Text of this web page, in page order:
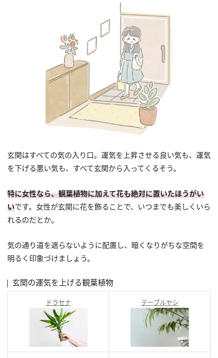
玄関はすべての気の入り口。運気を上昇させる良い気も、運気
を下げる悪い気も、すべて玄関から入ってくるそう。
特に女性なら、観葉植物に加えて花も絶対に置いたほうがい
いです。女性が玄関に花を飾ることで、いつまでも美しくいら
れるのだとか。
気の通り道を遮らないように配置し、暗くなりがちな空間を
明るく印象づけましょう。
玄関の運気を上げる観葉植物
ドラセナ テーブルヤシ